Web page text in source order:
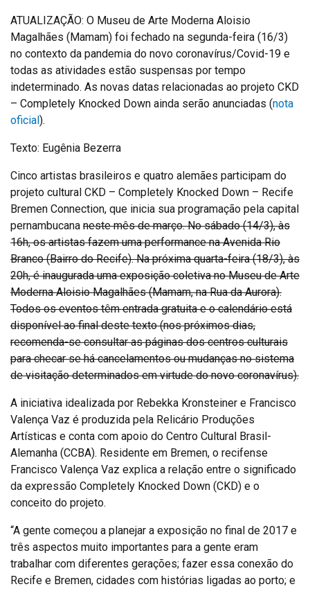
ATUALIZAÇÃO: O Museu de Arte Moderna Aloisio
Magalhães (Mamam) foi fechado na segunda-feira (16/3)
no contexto da pandemia do novo coronavírus/Covid-19 e
todas as atividades estão suspensas por tempo
indeterminado. As novas datas relacionadas ao projeto CKD
– Completely Knocked Down ainda serão anunciadas (nota
oficial).
Texto: Eugênia Bezerra
Cinco artistas brasileiros e quatro alemães participam do
projeto cultural CKD – Completely Knocked Down – Recife
Bremen Connection, que inicia sua programação pela capital
pernambucana neste mês de março. No sábado (14/3), às
16h, os artistas fazem uma performance na Avenida Rio
Branco (Bairro do Recife). Na próxima quarta-feira (18/3), às
20h, é inaugurada uma exposição coletiva no Museu de Arte
Moderna Aloisio Magalhães (Mamam, na Rua da Aurora).
Todos os eventos têm entrada gratuita e o calendário está
disponível ao final deste texto (nos próximos dias,
recomenda-se consultar as páginas dos centros culturais
para checar se há cancelamentos ou mudanças no sistema
de visitação determinados em virtude do novo coronavírus).
A iniciativa idealizada por Rebekka Kronsteiner e Francisco
Valença Vaz é produzida pela Relicário Produções
Artísticas e conta com apoio do Centro Cultural Brasil-
Alemanha (CCBA). Residente em Bremen, o recifense
Francisco Valença Vaz explica a relação entre o significado
da expressão Completely Knocked Down (CKD) e o
conceito do projeto.
“A gente começou a planejar a exposição no final de 2017 e
três aspectos muito importantes para a gente eram
trabalhar com diferentes gerações; fazer essa conexão do
Recife e Bremen, cidades com histórias ligadas ao porto; e